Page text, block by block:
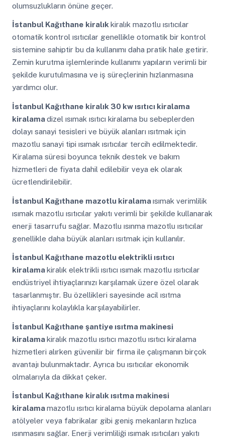
olumsuzlukların önüne geçer.
İstanbul Kağıthane kiralık kiralık mazotlu ısıtıcılar
otomatik kontrol ısıtıcılar genellikle otomatik bir kontrol
sistemine sahiptir bu da kullanımı daha pratik hale getirir.
Zemin kurutma işlemlerinde kullanımı yapıların verimli bir
şekilde kurutulmasına ve iş süreçlerinin hızlanmasına
yardımcı olur.
İstanbul Kağıthane kiralık 30 kw ısıtıcı kiralama
kiralamadizel ısımak ısıtıcı kiralama bu sebeplerden
dolayı sanayi tesisleri ve büyük alanları ısıtmak için
mazotlu sanayi tipi ısımak ısıtıcılar tercih edilmektedir.
Kiralama süresi boyunca teknik destek ve bakım
hizmetleri de fiyata dahil edilebilir veya ek olarak
ücretlendirilebilir.
İstanbul Kağıthane mazotlu kiralamaısımak verimlilik
ısımak mazotlu ısıtıcılar yakıtı verimli bir şekilde kullanarak
enerji tasarrufu sağlar. Mazotlu ısınma mazotlu ısıtıcılar
genellikle daha büyük alanları ısıtmak için kullanılır.
İstanbul Kağıthane mazotlu elektrikli ısıtıcı
kiralamakiralık elektrikli ısıtıcı ısımak mazotlu ısıtıcılar
endüstriyel ihtiyaçlarınızı karşılamak üzere özel olarak
tasarlanmıştır. Bu özellikleri sayesinde acil ısıtma
ihtiyaçlarını kolaylıkla karşılayabilirler.
İstanbul Kağıthane şantiye ısıtma makinesi
kiralamakiralık mazotlu ısıtıcı mazotlu ısıtıcı kiralama
hizmetleri alırken güvenilir bir firma ile çalışmanın birçok
avantajı bulunmaktadır. Ayrıca bu ısıtıcılar ekonomik
olmalarıyla da dikkat çeker.
İstanbul Kağıthane kiralık ısıtma makinesi
kiralamamazotlu ısıtıcı kiralama büyük depolama alanları
atölyeler veya fabrikalar gibi geniş mekanların hızlıca
ısınmasını sağlar. Enerji verimliliği ısımak ısıtıcıları yakıtı